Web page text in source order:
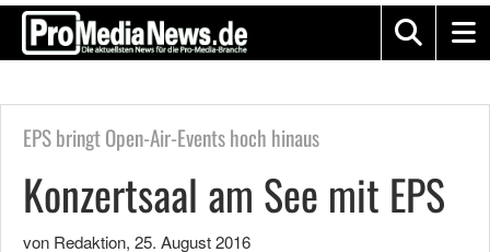
EPS bringt Open-Air-Events hoch hinaus
Konzertsaal am See mit EPS
von Redaktion, 25. August 2016